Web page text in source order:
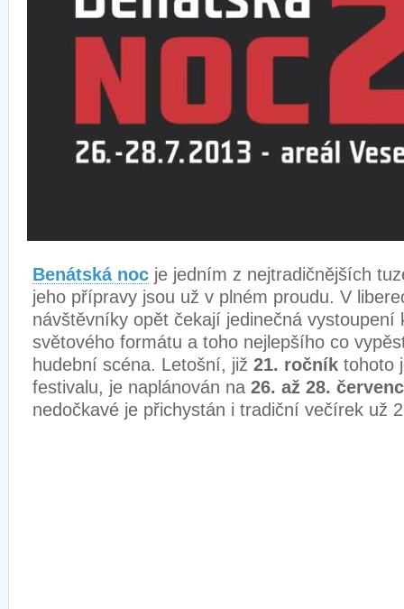
Benátská noc je jedním z nejtradičnějších
jeho přípravy jsou už v plném proudu. V
návštěvníky opět čekají jedinečná vystoupení
světového formátu a toho nejlepšího co
hudební scéna. Letošní, již 21. ročník tohoto
festivalu, je naplánován na 26. až 28.
nedočkavé je přichystán i tradiční večírek už